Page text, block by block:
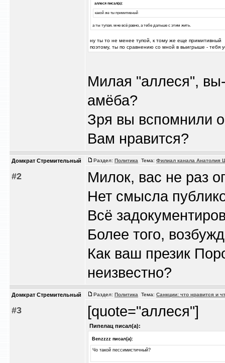
аллеся писал(а):
какой же ты примитивный
а ты тупая. мне всё равно, а тебе дальше с этим жить.
ну ты то не менее тупой, к тому же еще примитивный
поэтому, ты по сравнению со мной в выигрыше - тебя
Милая "аллеся",
амёба?
Зря вы вспомнили
Вам нравится?
Домкрат Стремительный
#2
Раздел: Политика Тема: Филиал канала Анатолия
Милок, вас не раз
Нет смысла
Всё
Более того,
Как ваш презик
неизвестно?
Домкрат Стремительный
#3
Раздел: Политика Тема: Санкции: что нравится и
[quote="аллеся"]
Пипелац писал(а):
Benzzzz писал(а):
Чо такой пессимистичный?